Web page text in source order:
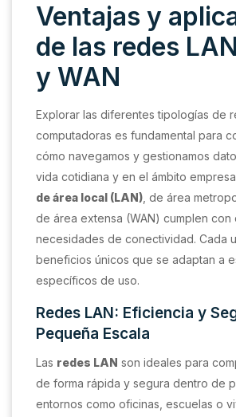
Ventajas y
de las redes
y WAN
Explorar las diferentes tipologías de
computadoras es fundamental para
cómo navegamos y gestionamos
vida cotidiana y en el ámbito
de área local (LAN) , de área
de área extensa (WAN) cumplen con
necesidades de conectividad. Cada
beneficios únicos que se adaptan a
específicos de uso.
Redes LAN: Eficiencia y
Pequeña Escala
Las redes LAN son ideales para
de forma rápida y segura dentro de
entornos como oficinas, escuelas o